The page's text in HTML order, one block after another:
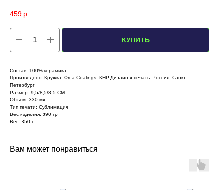
459 р.
КУПИТЬ
Состав: 100% керамика
Произведено: Кружка: Orca Coatings. КНР Дизайн и печать: Россия, Санкт-
Петербург
Размер: 9,5/8,5/8,5 СМ
Объем: 330 мл
Тип печати: Сублимация
Вес изделия: 390 гр
Вес: 350 г
Вам может понравиться